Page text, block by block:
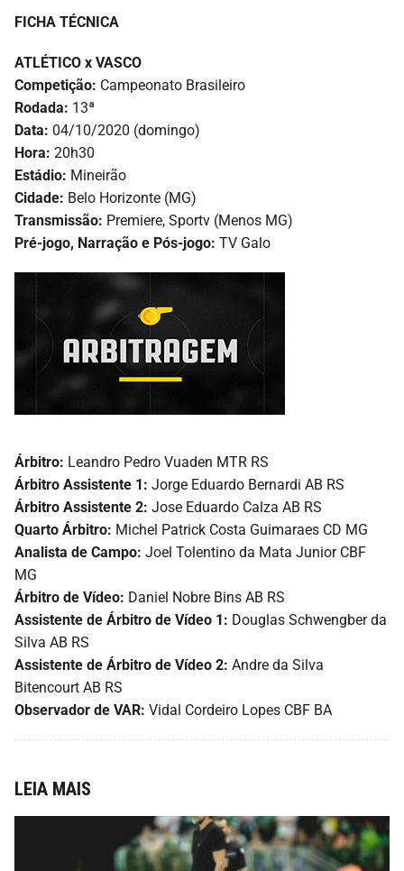
FICHA TÉCNICA
ATLÉTICO x VASCO
Competição: Campeonato Brasileiro
Rodada: 13ª
Data: 04/10/2020 (domingo)
Hora: 20h30
Estádio: Mineirão
Cidade: Belo Horizonte (MG)
Transmissão: Premiere, Sportv (Menos MG)
Pré-jogo, Narração e Pós-jogo: TV Galo
Árbitro: Leandro Pedro Vuaden MTR RS
Árbitro Assistente 1: Jorge Eduardo Bernardi AB RS
Árbitro Assistente 2: Jose Eduardo Calza AB RS
Quarto Árbitro: Michel Patrick Costa Guimaraes CD MG
Analista de Campo: Joel Tolentino da Mata Junior CBF
MG
Árbitro de Vídeo: Daniel Nobre Bins AB RS
Assistente de Árbitro de Vídeo 1: Douglas Schwengber da
Silva AB RS
Assistente de Árbitro de Vídeo 2: Andre da Silva
Bitencourt AB RS
Observador de VAR: Vidal Cordeiro Lopes CBF BA
LEIA MAIS